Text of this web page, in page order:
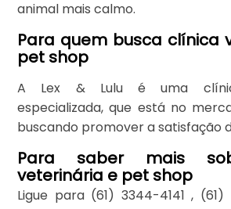
animal mais calmo.
Para quem busca clínica
pet shop
A Lex & Lulu é uma
especializada, que está no
buscando promover a satisfação
Para saber mais
veterinária e pet shop
Ligue para (61) 3344-4141 , (61)